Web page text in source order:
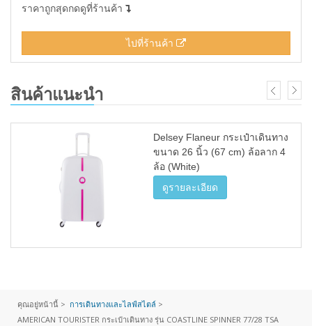
ราคาถูกสุดกดดูที่ร้านค้า
ไปที่ร้านค้า
สินค้าแนะนำ
Delsey Flaneur กระเป๋าเดินทาง
ขนาด 26 นิ้ว (67 cm) ล้อลาก 4
ล้อ (White)
ดูรายละเอียด
คุณอยู่หน้านี้ > การเดินทางและไลฟ์สไตล์ >
AMERICAN TOURISTER กระเป๋าเดินทาง รุ่น COASTLINE SPINNER 77/28 TSA